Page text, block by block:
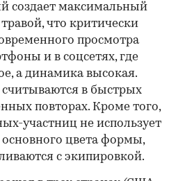
создает максимальный
что критически
просмотра
и в соцсетях, где
а динамика высокая.
в быстрых
повторах. Кроме того,
участниц не использует
основного цвета формы,
с экипировкой.